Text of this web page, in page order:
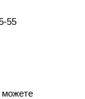
55